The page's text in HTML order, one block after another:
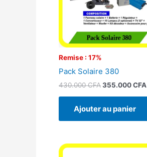
Remise : 17%
Pack Solaire 380
430.000CFA355.000CFA
Ajouter au panier